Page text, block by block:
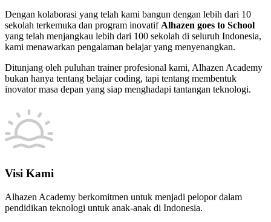
Dengan kolaborasi yang telah kami bangun dengan lebih dari 10
sekolah terkemuka dan program inovatif Alhazen goes to School
yang telah menjangkau lebih dari 100 sekolah di seluruh Indonesia,
kami menawarkan pengalaman belajar yang menyenangkan.
Ditunjang oleh puluhan trainer profesional kami, Alhazen Academy
bukan hanya tentang belajar coding, tapi tentang membentuk
inovator masa depan yang siap menghadapi tantangan teknologi.
Visi Kami
Alhazen Academy berkomitmen untuk menjadi pelopor dalam
pendidikan teknologi untuk anak-anak di Indonesia.